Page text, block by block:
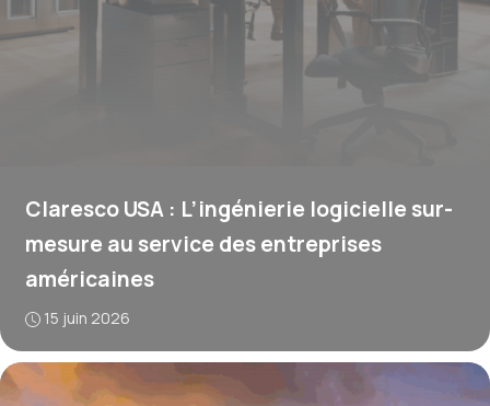
Claresco USA : L’ingénierie logicielle sur-
mesure au service des entreprises
américaines
15 juin 2026